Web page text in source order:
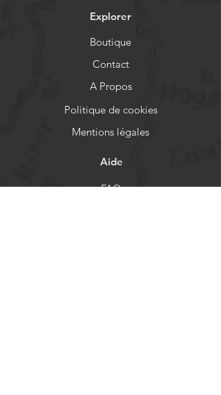
Explorer
Boutique
Contact
A Propos
Politique de cookies
Mentions légales
Aide
FAQ